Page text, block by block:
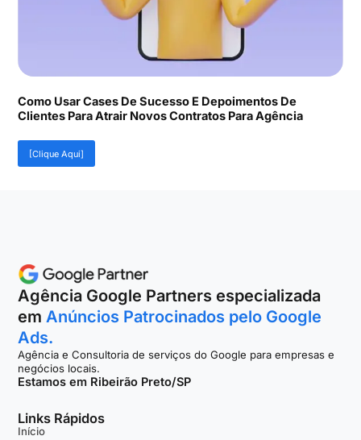
Como Usar Cases De Sucesso E Depoimentos De
Clientes Para Atrair Novos Contratos Para Agência
[Clique Aqui]
Agência Google Partners especializada
emAnúncios Patrocinados pelo Google
Ads.
Agência e Consultoria de serviços do Google para empresas e
negócios locais.
Estamos em Ribeirão Preto/SP
Links Rápidos
Início